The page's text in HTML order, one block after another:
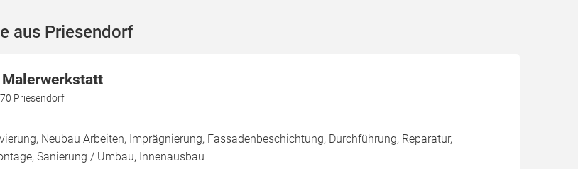
aus Priesendorf
Priesendorf
Neubau Arbeiten, Imprägnierung, Fassadenbeschichtung, Durchführung, Reparatur,
Sanierung / Umbau, Innenausbau